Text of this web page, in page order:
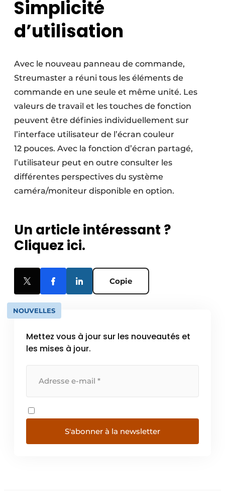
Simplicité
d’utilisation
Avec le nouveau panneau de commande,
Streumaster a réuni tous les éléments de
commande en une seule et même unité. Les
valeurs de travail et les touches de fonction
peuvent être définies individuellement sur
l’interface utilisateur de l’écran couleur
12 pouces. Avec la fonction d’écran partagé,
l’utilisateur peut en outre consulter les
différentes perspectives du système
caméra/moniteur disponible en option.
Un article intéressant ?
Cliquez ici.
Copie
NOUVELLES
Mettez vous à jour sur les nouveautés et
les mises à jour.
S'abonner à la newsletter